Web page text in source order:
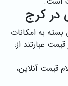
در کرج
به امکانات
عبارتند از:
قیمت آنلاین،